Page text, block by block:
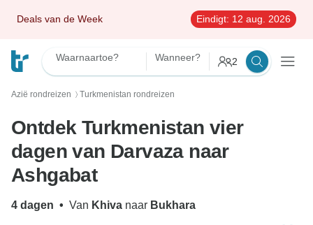
Deals van de Week Eindigt: 12 aug. 2026
Waarnaartoe? Wanneer? 2
Azië rondreizen 〉 Turkmenistan rondreizen
Ontdek Turkmenistan vier
dagen van Darvaza naar
Ashgabat
4 dagen • Van Khiva naar Bukhara